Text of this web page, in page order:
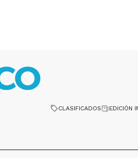
CLASIFICADOS EDICIÓN